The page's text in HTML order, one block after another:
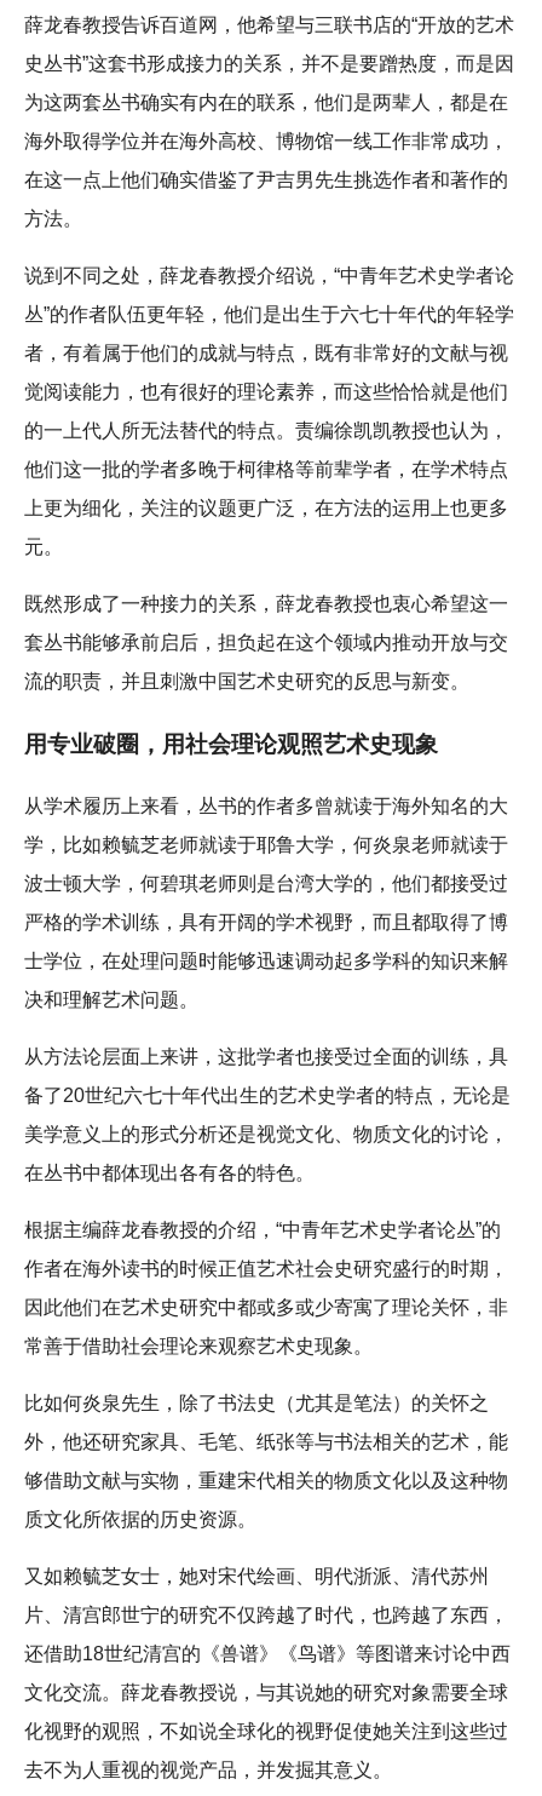
薛龙春教授告诉百道网，他希望与三联书店的“开放的艺术
史丛书”这套书形成接力的关系，并不是要蹭热度，而是因
为这两套丛书确实有内在的联系，他们是两辈人，都是在
海外取得学位并在海外高校、博物馆一线工作非常成功，
在这一点上他们确实借鉴了尹吉男先生挑选作者和著作的
方法。
说到不同之处，薛龙春教授介绍说，“中青年艺术史学者论
丛”的作者队伍更年轻，他们是出生于六七十年代的年轻学
者，有着属于他们的成就与特点，既有非常好的文献与视
觉阅读能力，也有很好的理论素养，而这些恰恰就是他们
的一上代人所无法替代的特点。责编徐凯凯教授也认为，
他们这一批的学者多晚于柯律格等前辈学者，在学术特点
上更为细化，关注的议题更广泛，在方法的运用上也更多
元。
既然形成了一种接力的关系，薛龙春教授也衷心希望这一
套丛书能够承前启后，担负起在这个领域内推动开放与交
流的职责，并且刺激中国艺术史研究的反思与新变。
用专业破圈，用社会理论观照艺术史现象
从学术履历上来看，丛书的作者多曾就读于海外知名的大
学，比如赖毓芝老师就读于耶鲁大学，何炎泉老师就读于
波士顿大学，何碧琪老师则是台湾大学的，他们都接受过
严格的学术训练，具有开阔的学术视野，而且都取得了博
士学位，在处理问题时能够迅速调动起多学科的知识来解
决和理解艺术问题。
从方法论层面上来讲，这批学者也接受过全面的训练，具
备了20世纪六七十年代出生的艺术史学者的特点，无论是
美学意义上的形式分析还是视觉文化、物质文化的讨论，
在丛书中都体现出各有各的特色。
根据主编薛龙春教授的介绍，“中青年艺术史学者论丛”的
作者在海外读书的时候正值艺术社会史研究盛行的时期，
因此他们在艺术史研究中都或多或少寄寓了理论关怀，非
常善于借助社会理论来观察艺术史现象。
比如何炎泉先生，除了书法史（尤其是笔法）的关怀之
外，他还研究家具、毛笔、纸张等与书法相关的艺术，能
够借助文献与实物，重建宋代相关的物质文化以及这种物
质文化所依据的历史资源。
又如赖毓芝女士，她对宋代绘画、明代浙派、清代苏州
片、清宫郎世宁的研究不仅跨越了时代，也跨越了东西，
还借助18世纪清宫的《兽谱》《鸟谱》等图谱来讨论中西
文化交流。薛龙春教授说，与其说她的研究对象需要全球
化视野的观照，不如说全球化的视野促使她关注到这些过
去不为人重视的视觉产品，并发掘其意义。